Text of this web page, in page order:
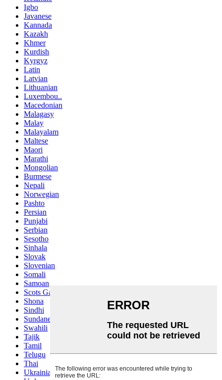
Igbo
Javanese
Kannada
Kazakh
Khmer
Kurdish
Kyrgyz
Latin
Latvian
Lithuanian
Luxembou..
Macedonian
Malagasy
Malay
Malayalam
Maltese
Maori
Marathi
Mongolian
Burmese
Nepali
Norwegian
Pashto
Persian
Punjabi
Serbian
Sesotho
Sinhala
Slovak
Slovenian
Somali
Samoan
Scots Gaelic
Shona
Sindhi
Sundanese
Swahili
Tajik
Tamil
Telugu
Thai
Ukrainian